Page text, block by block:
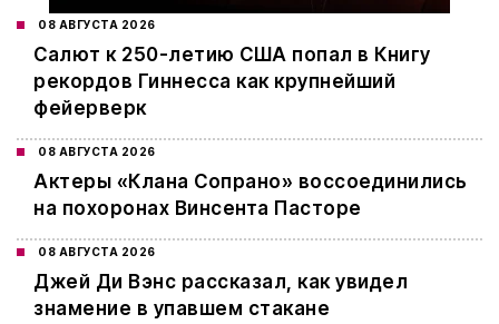
08 АВГУСТА 2026
Салют к 250-летию США попал в Книгу
рекордов Гиннесса как крупнейший
фейерверк
08 АВГУСТА 2026
Актеры «Клана Сопрано» воссоединились
на похоронах Винсента Пасторе
08 АВГУСТА 2026
Джей Ди Вэнс рассказал, как увидел
знамение в упавшем стакане